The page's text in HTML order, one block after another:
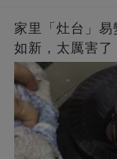
家里「灶台」
如新，太厲害了